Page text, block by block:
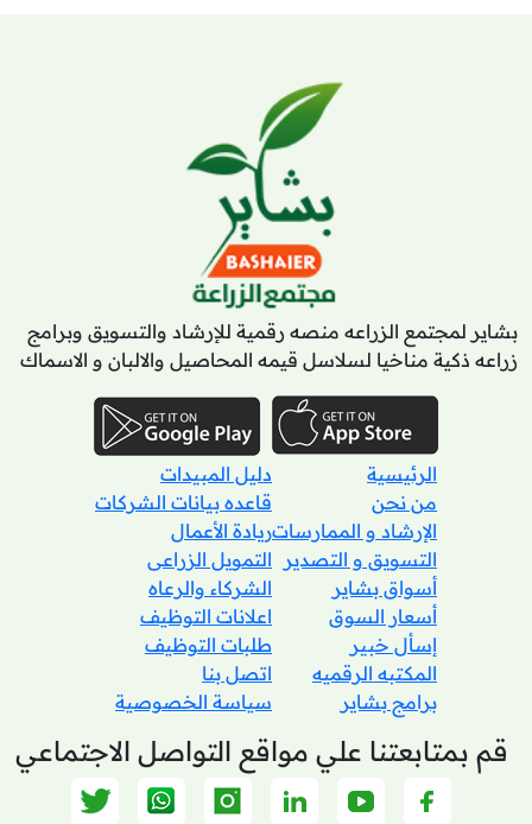
بشاير لمجتمع الزراعه منصه رقمية للإرشاد والتسويق وبرامج
زراعه ذكية مناخيا لسلاسل قيمه المحاصيل والالبان و الاسماك
الرئيسية
من نحن
الإرشاد و الممارسات
التسويق و التصدير
أسواق بشاير
أسعار السوق
إسأل خبير
المكتبه الرقميه
برامج بشاير
دليل المبيدات
قاعده بيانات الشركات
ريادة الأعمال
التمويل الزراعى
الشركاء والرعاه
اعلانات التوظيف
طلبات التوظيف
اتصل بنا
سياسة الخصوصية
قم بمتابعتنا علي مواقع التواصل الاجتماعي